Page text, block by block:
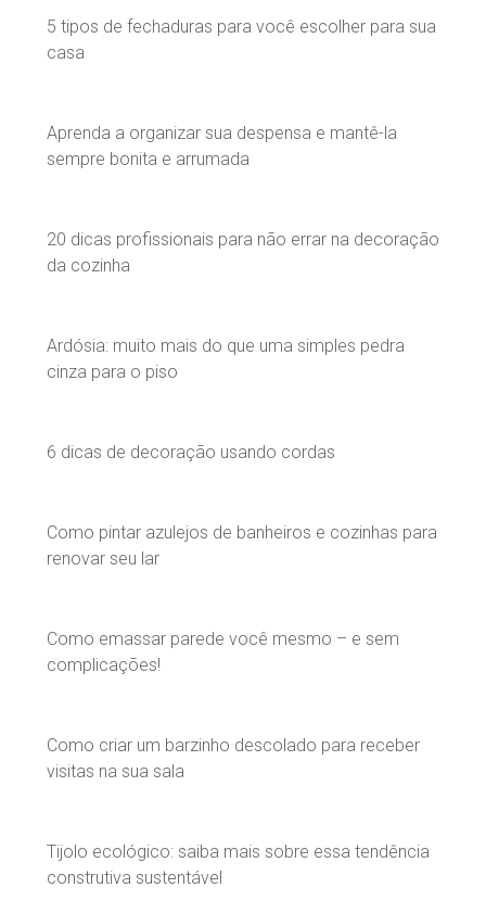
5 tipos de fechaduras para você escolher para sua
casa
Aprenda a organizar sua despensa e mantê-la
sempre bonita e arrumada
20 dicas profissionais para não errar na decoração
da cozinha
Ardósia: muito mais do que uma simples pedra
cinza para o piso
6 dicas de decoração usando cordas
Como pintar azulejos de banheiros e cozinhas para
renovar seu lar
Como emassar parede você mesmo – e sem
complicações!
Como criar um barzinho descolado para receber
visitas na sua sala
Tijolo ecológico: saiba mais sobre essa tendência
construtiva sustentável